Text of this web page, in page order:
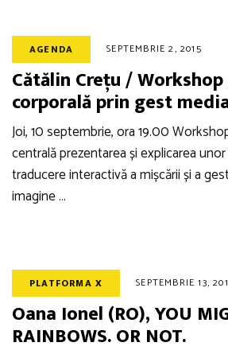
AGENDA SEPTEMBRIE 2, 2015
Cătălin Crețu /
corporală prin gest
Joi, 10 septembrie, ora 19.00
centrală prezentarea și explicarea
traducere interactivă a mișcării și a
imagine …
PLATFORMA X SEPTEMBRIE 13,
Oana Ionel (RO), YOU
RAINBOWS. OR NOT.